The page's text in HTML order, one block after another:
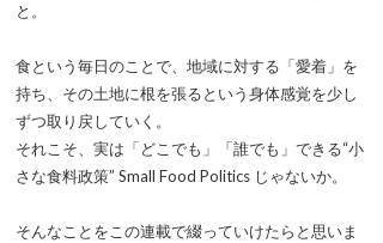
と。
食という毎日のことで、地域に対する「愛着」を
持ち、その土地に根を張るという身体感覚を少し
ずつ取り戻していく。
それこそ、実は「どこでも」「誰でも」できる“小
さな食料政策” Small Food Politics じゃないか。
そんなことをこの連載で綴っていけたらと思いま